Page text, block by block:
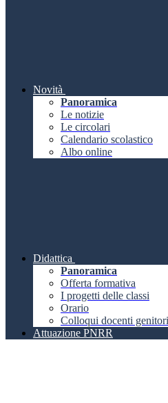
Novità
Panoramica
Le notizie
Le circolari
Calendario scolastico
Albo online
Didattica
Panoramica
Offerta formativa
I progetti delle classi
Orario
Colloqui docenti genitori
Attuazione PNRR